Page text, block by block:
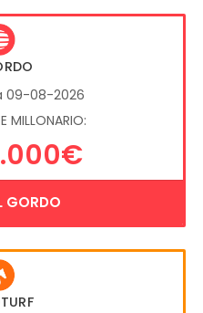
09-08-2026
MILLONARIO:
GORDO